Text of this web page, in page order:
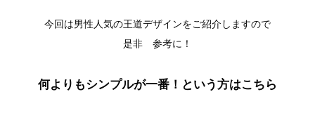
今回は男性人気の王道デザインをご紹介しますので
是非 参考に！
何よりもシンプルが一番！という方はこちら